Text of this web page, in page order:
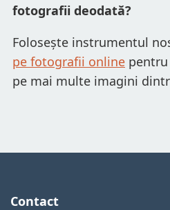
fotografii deodată?
Folosește instrumentul
pe fotografii online
pe mai multe imagini
Contact